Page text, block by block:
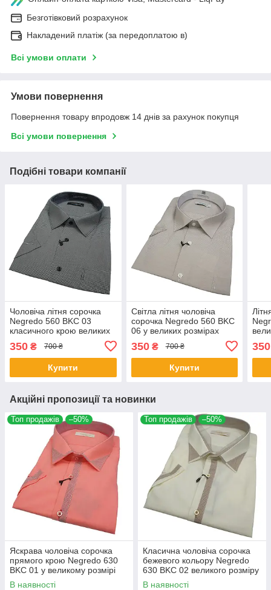
Безготівковий розрахунок
Накладений платіж (за передоплатою в)
Всі умови оплати
Умови повернення
Повернення товару впродовж 14 днів за рахунок покупця
Всі умови повернення
Подібні товари компанії
Чоловіча літня сорочка
Negredo 560 BKC 03
класичного крою великих
350 ₴ 700 ₴
Купити
Світла літня чоловіча
сорочка Negredo 560 BKC
06 у великих розмірах
350₴ 700 ₴
Купити
350
Акційні пропозиції та новинки
Топ продажів –50%
Яскрава чоловіча сорочка
прямого крою Negredo 630
BKC 01 у великому розмірі
В наявності
Топ продажів –50%
Класична чоловіча сорочка
бежевого кольору Negredo
630 BKC 02 великого розміру
В наявності